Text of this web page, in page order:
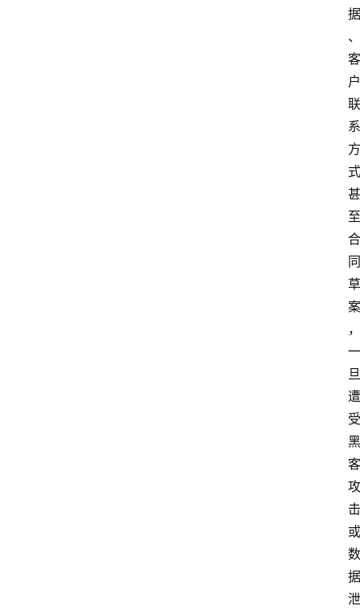
据
、
客
户
联
系
方
式
甚
至
合
同
草
案
，
一
旦
遭
受
黑
客
攻
击
或
数
据
泄